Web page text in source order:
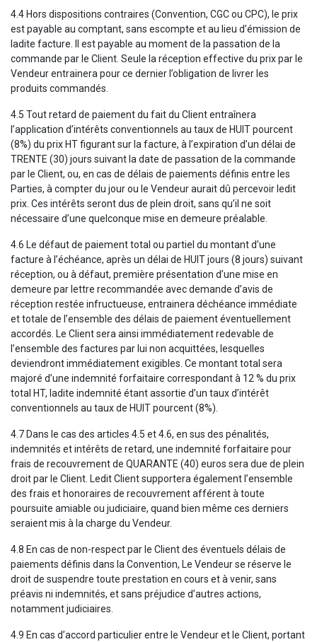
4.4 Hors dispositions contraires (Convention, CGC ou CPC), le prix
est payable au comptant, sans escompte et au lieu d’émission de
ladite facture. Il est payable au moment de la passation de la
commande par le Client. Seule la réception effective du prix par le
Vendeur entrainera pour ce dernier l’obligation de livrer les
produits commandés.
4.5 Tout retard de paiement du fait du Client entraînera
l’application d’intérêts conventionnels au taux de HUIT pourcent
(8%) du prix HT figurant sur la facture, à l’expiration d’un délai de
TRENTE (30) jours suivant la date de passation de la commande
par le Client, ou, en cas de délais de paiements définis entre les
Parties, à compter du jour ou le Vendeur aurait dû percevoir ledit
prix. Ces intérêts seront dus de plein droit, sans qu’il ne soit
nécessaire d’une quelconque mise en demeure préalable.
4.6 Le défaut de paiement total ou partiel du montant d’une
facture à l’échéance, après un délai de HUIT jours (8 jours) suivant
réception, ou à défaut, première présentation d’une mise en
demeure par lettre recommandée avec demande d’avis de
réception restée infructueuse, entrainera déchéance immédiate
et totale de l’ensemble des délais de paiement éventuellement
accordés. Le Client sera ainsi immédiatement redevable de
l’ensemble des factures par lui non acquittées, lesquelles
deviendront immédiatement exigibles. Ce montant total sera
majoré d’une indemnité forfaitaire correspondant à 12 % du prix
total HT, ladite indemnité étant assortie d’un taux d’intérêt
conventionnels au taux de HUIT pourcent (8%).
4.7 Dans le cas des articles 4.5 et 4.6, en sus des pénalités,
indemnités et intérêts de retard, une indemnité forfaitaire pour
frais de recouvrement de QUARANTE (40) euros sera due de plein
droit par le Client. Ledit Client supportera également l’ensemble
des frais et honoraires de recouvrement afférent à toute
poursuite amiable ou judiciaire, quand bien même ces derniers
seraient mis à la charge du Vendeur.
4.8 En cas de non-respect par le Client des éventuels délais de
paiements définis dans la Convention, Le Vendeur se réserve le
droit de suspendre toute prestation en cours et à venir, sans
préavis ni indemnités, et sans préjudice d’autres actions,
notamment judiciaires.
4.9 En cas d’accord particulier entre le Vendeur et le Client, portant